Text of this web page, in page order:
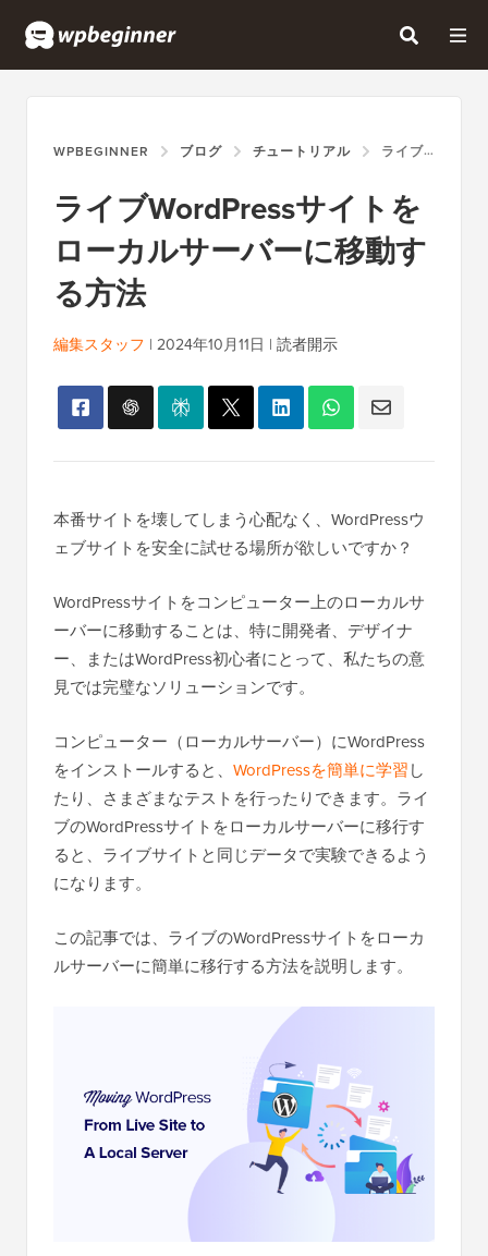
WPBEGINNER ブログ チュートリアル ライブWORDPRESSサイトをローカルサーバーに移動する方法
ライブWordPressサイトを
ローカルサーバーに移動す
る方法
編集スタッフ | 2024年10月11日 | 読者開示
本番サイトを壊してしまう心配なく、WordPressウ
ェブサイトを安全に試せる場所が欲しいですか？
WordPressサイトをコンピューター上のローカルサ
ーバーに移動することは、特に開発者、デザイナ
ー、またはWordPress初心者にとって、私たちの意
見では完璧なソリューションです。
コンピューター（ローカルサーバー）にWordPress
をインストールすると、 WordPressを簡単に学習し
たり、さまざまなテストを行ったりできます。ライ
ブのWordPressサイトをローカルサーバーに移行す
ると、ライブサイトと同じデータで実験できるよう
になります。
この記事では、ライブのWordPressサイトをローカ
ルサーバーに簡単に移行する方法を説明します。